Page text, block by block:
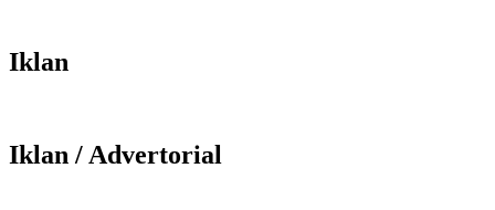
Iklan
Iklan / Advertorial